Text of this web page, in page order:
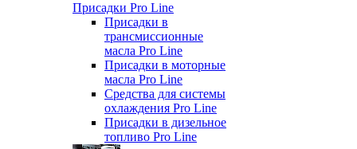
Присадки Pro Line
Присадки в
трансмиссионные
масла Pro Line
Присадки в моторные
масла Pro Line
Средства для системы
охлаждения Pro Line
Присадки в дизельное
топливо Pro Line